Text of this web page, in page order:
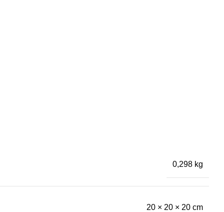
0,298 kg
20 × 20 × 20 cm